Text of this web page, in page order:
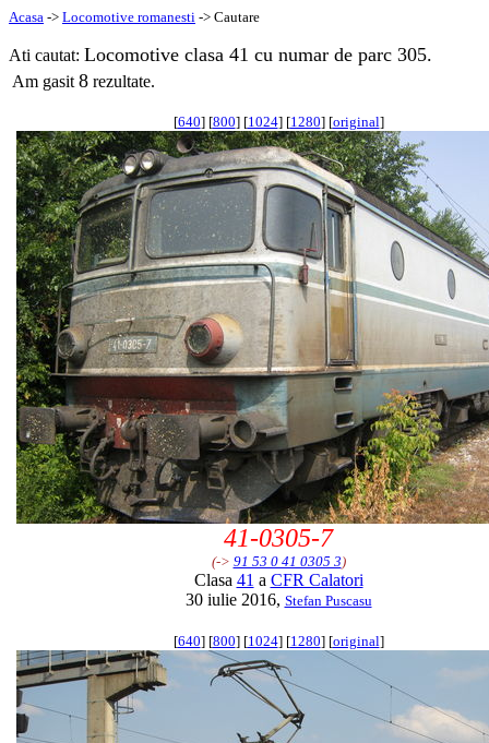
Acasa -> Locomotive romanesti -> Cautare
Ati cautat: Locomotive clasa 41 cu numar de parc 305.
Am gasit 8 rezultate.
[640] [800] [1024] [1280] [original]
41-0305-7
(-> 91 53 0 41 0305 3)
Clasa 41 a CFR Calatori
30 iulie 2016, Stefan Puscasu
[640] [800] [1024] [1280] [original]